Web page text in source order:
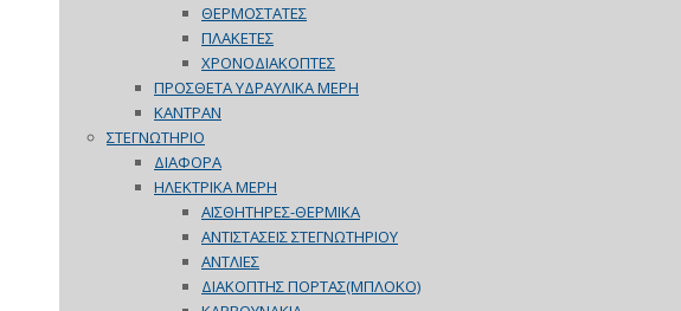
ΘΕΡΜΟΣΤΑΤΕΣ
ΠΛΑΚΕΤΕΣ
ΧΡΟΝΟΔΙΑΚΟΠΤΕΣ
ΠΡΟΣΘΕΤΑ ΥΔΡΑΥΛΙΚΑ ΜΕΡΗ
ΚΑΝΤΡΑΝ
ΣΤΕΓΝΩΤΗΡΙΟ
ΔΙΑΦΟΡΑ
ΗΛΕΚΤΡΙΚΑ ΜΕΡΗ
ΑΙΣΘΗΤΗΡΕΣ-ΘΕΡΜΙΚΑ
ΑΝΤΙΣΤΑΣΕΙΣ ΣΤΕΓΝΩΤΗΡΙΟΥ
ΑΝΤΛΙΕΣ
ΔΙΑΚΟΠΤΗΣ ΠΟΡΤΑΣ(ΜΠΛΟΚΟ)